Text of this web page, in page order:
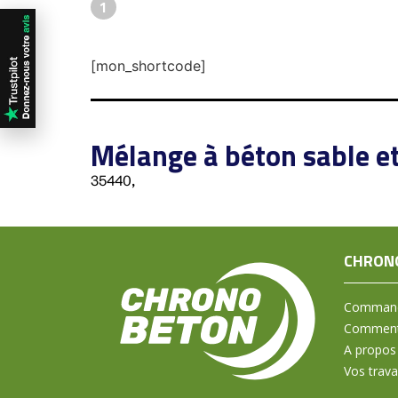
1
[mon_shortcode]
Mélange à béton sable
35440,
A propos
Vos